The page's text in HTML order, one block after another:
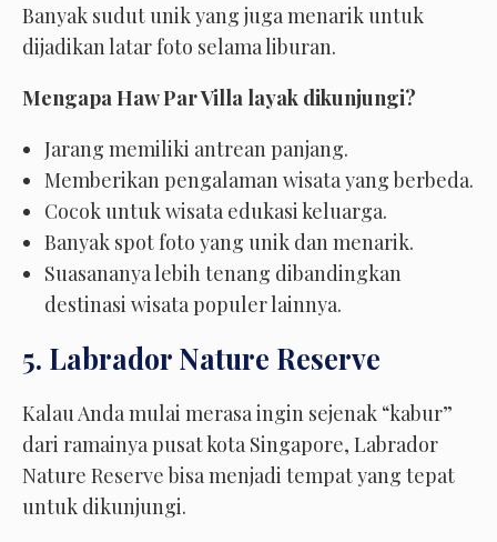
Banyak sudut unik yang juga menarik untuk
dijadikan latar foto selama liburan.
Mengapa Haw Par Villa layak dikunjungi?
Jarang memiliki antrean panjang.
Memberikan pengalaman wisata yang berbeda.
Cocok untuk wisata edukasi keluarga.
Banyak spot foto yang unik dan menarik.
Suasananya lebih tenang dibandingkan
destinasi wisata populer lainnya.
5. Labrador Nature Reserve
Kalau Anda mulai merasa ingin sejenak “kabur”
dari ramainya pusat kota Singapore, Labrador
Nature Reserve bisa menjadi tempat yang tepat
untuk dikunjungi.